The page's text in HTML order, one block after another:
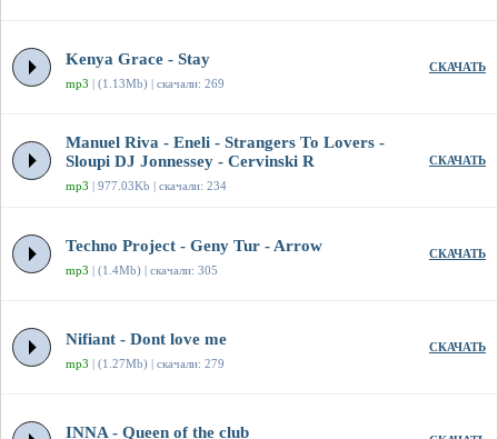
Kenya Grace - Stay
mp3 | (1.13Mb) | скачали: 269
СКАЧАТЬ
Manuel Riva - Eneli - Strangers To Lovers -
Sloupi DJ Jonnessey - Cervinski R
mp3 | 977.03Kb | скачали: 234
СКАЧАТЬ
Techno Project - Geny Tur - Arrow
mp3 | (1.4Mb) | скачали: 305
СКАЧАТЬ
Nifiant - Dont love me
mp3 | (1.27Mb) | скачали: 279
СКАЧАТЬ
INNA - Queen of the club